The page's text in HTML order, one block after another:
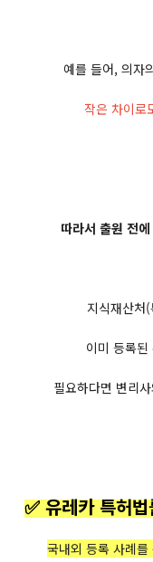
예를 들어, 의자
작은 차이로
따라서 출원 전
지식재산처
이미 등록
필요하다면 변리
✅ 유레카 특허
국내외 등록 사례